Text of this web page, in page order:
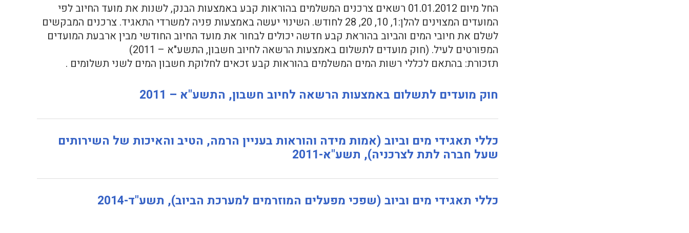
החל מיום 01.01.2012 רשאים צרכנים המשלמים בהוראות קבע באמצעות הבנק, לשנות את מועד החיוב לפי
המועדים המצוינים להלן:1, 10, 20, 28 לחודש. השינוי יעשה באמצעות פניה למשרדי התאגיד. צרכנים המבקשים
לשלם את חיובי המים והביוב בהוראת קבע חדשה יכולים לבחור את מועד החיוב החודשי מבין ארבעת המועדים
המפורטים לעיל. (חוק מועדים לתשלום באמצעות הרשאה לחיוב חשבון, התשע"א – 2011)
תזכורת: בהתאם לכללי רשות המים המשלמים בהוראות קבע זכאים לחלוקת חשבון המים לשני תשלומים .
חוק מועדים לתשלום באמצעות הרשאה לחיוב חשבון, התשע"א – 2011
כללי תאגידי מים וביוב (אמות מידה והוראות בעניין הרמה, הטיב והאיכות של השירותים
שעל חברה לתת לצרכניה), תשע"א-2011
כללי תאגידי מים וביוב (שפכי מפעלים המוזרמים למערכת הביוב), תשע"ד-2014